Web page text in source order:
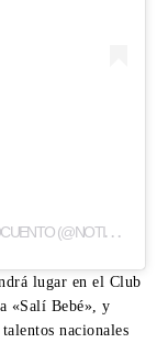
U
NA PUBLICACIÓN COMPARTIDA DE NOTITELOCUENTO (@NOTI_TELOCUENTO)
lugar en el Club
«Salí Bebé», y
nacionales